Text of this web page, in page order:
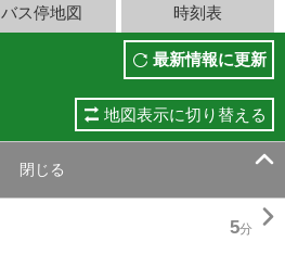
バス停地図 時刻表
最新情報に更新
地図表示に切り替える
閉じる 
5分 